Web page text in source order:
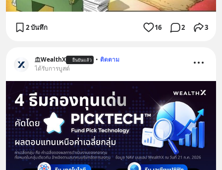
2 บันทึก 16 2 3
WealthX ยืนยันแล้ว • ติดตาม
ได้รับการบูสต์